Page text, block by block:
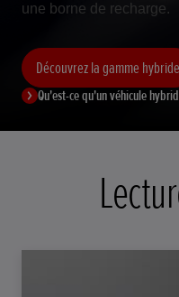
une borne de recharge.
Découvrez la gamme hybride
Qu'est-ce qu'un véhicule